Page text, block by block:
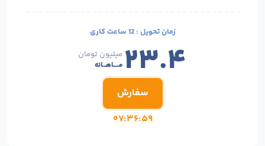
زمان تحویل :12 ساعت کاری
میلیون تومان
مـــــاهـــانه ۲۳.۴
۰۷:۳۶:۵۷
سفارش